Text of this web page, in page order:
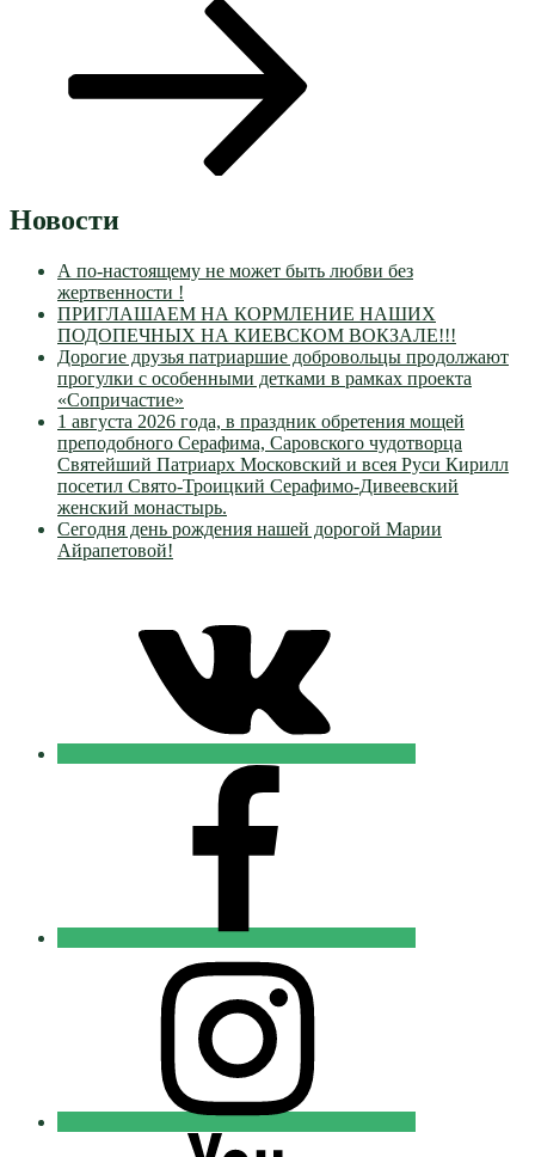
Новости
А по-настоящему не может быть любви без
жертвенности !
ПРИГЛАШАЕМ НА КОРМЛЕНИЕ НАШИХ
ПОДОПЕЧНЫХ НА КИЕВСКОМ ВОКЗАЛЕ!!!
Дорогие друзья патриаршие добровольцы продолжают
прогулки с особенными детками в рамках проекта
«Сопричастие»
1 августа 2026 года, в праздник обретения мощей
преподобного Серафима, Саровского чудотворца
Святейший Патриарх Московский и всея Руси Кирилл
посетил Свято-Троицкий Серафимо-Дивеевский
женский монастырь.
Сегодня день рождения нашей дорогой Марии
Айрапетовой!
Добровольцы
Православные
Добровольцы